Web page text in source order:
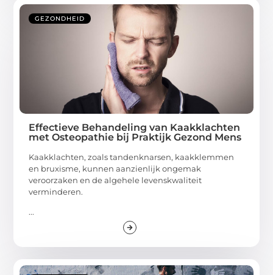
GEZONDHEID
Effectieve Behandeling van Kaakklachten
met Osteopathie bij Praktijk Gezond Mens
Kaakklachten, zoals tandenknarsen, kaakklemmen
en bruxisme, kunnen aanzienlijk ongemak
veroorzaken en de algehele levenskwaliteit
verminderen.
...